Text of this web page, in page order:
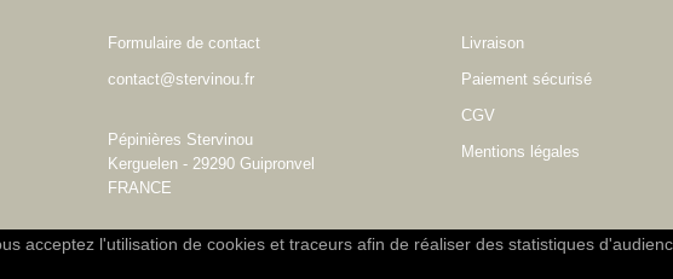
acceptez l'utilisation de cookies et traceurs afin de réaliser des statistiques
Formulaire de contact
contact@stervinou.fr
Pépinières Stervinou
Kerguelen - 29290 Guipronvel
FRANCE
Livraison
Paiement sécurisé
CGV
Mentions légales